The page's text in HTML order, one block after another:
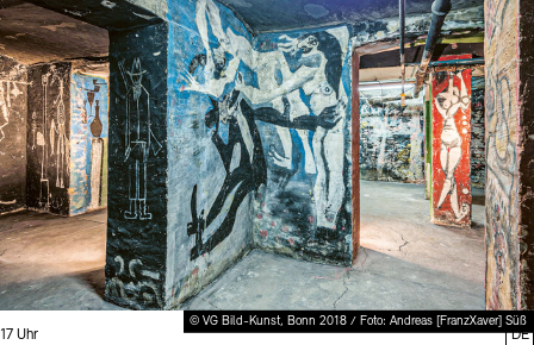
Stellenangebote Newsletter Presse
Nachhaltigkeit Kontakt
Digitale Sammlungen Exil-Archive
© VG Bild-Kunst, Bonn 2018 / Foto: Andreas [FranzXaver] Süß
Uhrzeit:
17 Uhr
DE